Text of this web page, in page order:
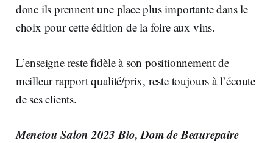
donc ils prennent une place plus importante dans le
choix pour cette édition de la foire aux vins.
L’enseigne reste fidèle à son positionnement de
meilleur rapport qualité/prix, reste toujours à l’écoute
de ses clients.
Menetou Salon 2023 Bio, Dom de Beaurepaire